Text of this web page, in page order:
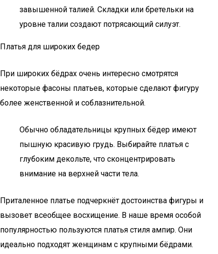
завышенной талией. Складки или бретельки на
уровне талии создают потрясающий силуэт.
Платья для широких бедер
При широких бёдрах очень интересно смотрятся
некоторые фасоны платьев, которые сделают фигуру
более женственной и соблазнительной.
Обычно обладательницы крупных бёдер имеют
пышную красивую грудь. Выбирайте платья с
глубоким декольте, что сконцентрировать
внимание на верхней части тела.
Приталенное платье подчеркнёт достоинства фигуры и
вызовет всеобщее восхищение. В наше время особой
популярностью пользуются платья стиля ампир. Они
идеально подходят женщинам с крупными бёдрами.